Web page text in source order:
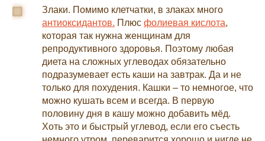
Злаки. Помимо клетчатки, в злаках много
антиоксидантов. Плюс фолиевая кислота,
которая так нужна женщинам для
репродуктивного здоровья. Поэтому любая
диета на сложных углеводах обязательно
подразумевает есть каши на завтрак. Да и не
только для похудения. Кашки – то немногое, что
можно кушать всем и всегда. В первую
половину дня в кашу можно добавить мёд.
Хоть это и быстрый углевод, если его съесть